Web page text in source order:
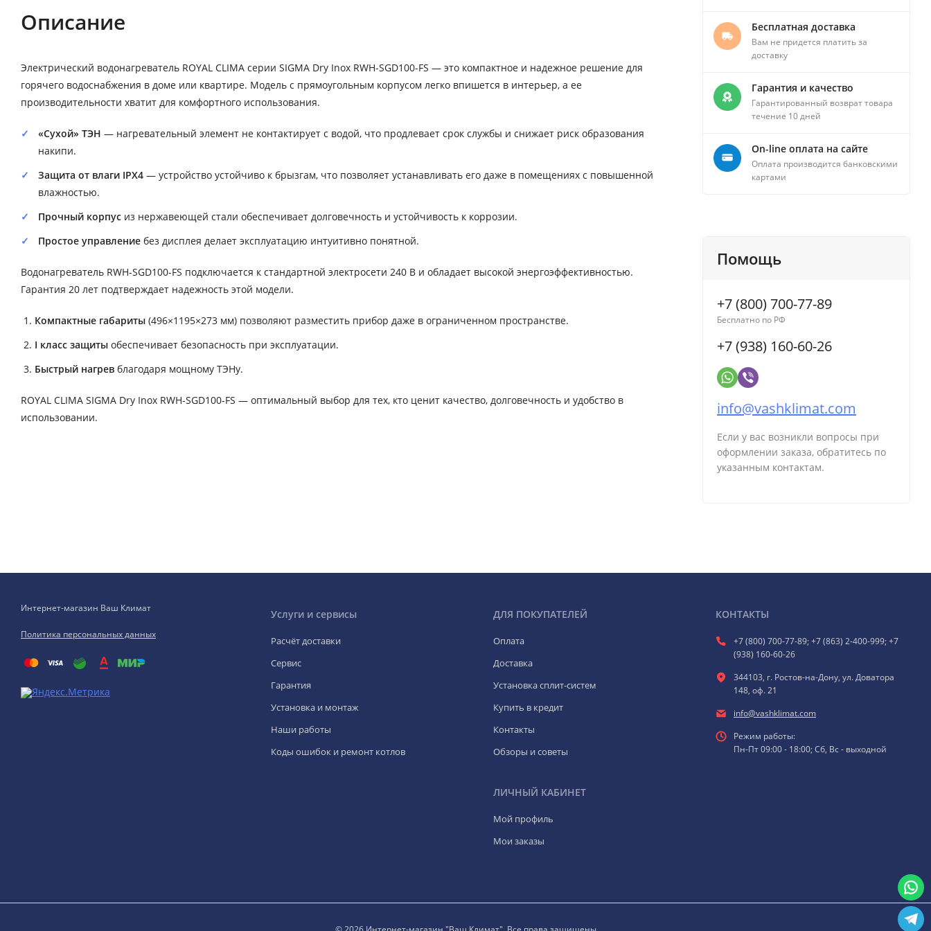
Описание
Электрический водонагреватель ROYAL CLIMA серии SIGMA Dry Inox RWH-SGD100-FS — это компактное и надежное решение для
горячего водоснабжения в доме или квартире. Модель с прямоугольным корпусом легко впишется в интерьер, а ее
производительности хватит для комфортного использования.
«Сухой» ТЭН — нагревательный элемент не контактирует с водой, что продлевает срок службы и снижает риск образования
накипи.
Защита от влаги IPX4 — устройство устойчиво к брызгам, что позволяет устанавливать его даже в помещениях с повышенной
влажностью.
Прочный корпус из нержавеющей стали обеспечивает долговечность и устойчивость к коррозии.
Простое управление без дисплея делает эксплуатацию интуитивно понятной.
Водонагреватель RWH-SGD100-FS подключается к стандартной электросети 240 В и обладает высокой энергоэффективностью.
Гарантия 20 лет подтверждает надежность этой модели.
Компактные габариты (496×1195×273 мм) позволяют разместить прибор даже в ограниченном пространстве.
I класс защиты обеспечивает безопасность при эксплуатации.
Быстрый нагрев благодаря мощному ТЭНу.
ROYAL CLIMA SIGMA Dry Inox RWH-SGD100-FS — оптимальный выбор для тех, кто ценит качество, долговечность и удобство в
использовании.
Бесплатная доставка
Вам не придется платить за
доставку
Гарантия и качество
Гарантированный возврат товара
течение 10 дней
On-line оплата на сайте
Оплата производится банковскими
картами
Помощь
+7 (800) 700-77-89
Бесплатно по РФ
+7 (938) 160-60-26
info@vashklimat.com
Если у вас возникли вопросы при
оформлении заказа, обратитесь по
указанным контактам.
Интернет-магазин Ваш Климат
Политика персональных данных
Услуги и сервисы
Расчёт доставки
Сервис
Гарантия
Установка и монтаж
Наши работы
Коды ошибок и ремонт котлов
ДЛЯ ПОКУПАТЕЛЕЙ
Оплата
Доставка
Установка сплит-систем
Купить в кредит
Контакты
Обзоры и советы
ЛИЧНЫЙ КАБИНЕТ
Мой профиль
Мои заказы
КОНТАКТЫ
+7 (800) 700-77-89; +7 (863) 2-400-999; +7
(938) 160-60-26
344103, г. Ростов-на-Дону, ул. Доватора
148, оф. 21
info@vashklimat.com
Режим работы:
Пн-Пт 09:00 - 18:00; Сб, Вс - выходной